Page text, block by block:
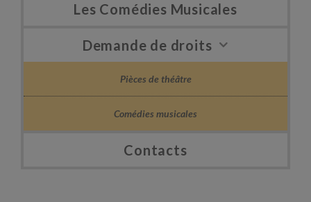
Les Comédies Musicales
Demande de droits
Pièces de théâtre
Comédies musicales
Contacts